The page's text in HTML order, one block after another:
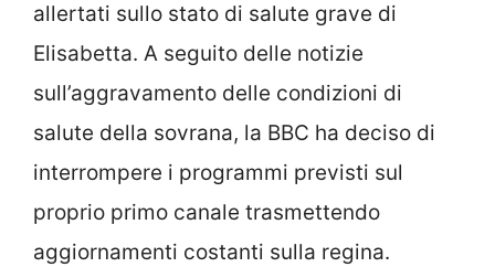
allertati sullo stato di salute grave di
Elisabetta. A seguito delle notizie
sull’aggravamento delle condizioni di
salute della sovrana, la BBC ha deciso di
interrompere i programmi previsti sul
proprio primo canale trasmettendo
aggiornamenti costanti sulla regina.